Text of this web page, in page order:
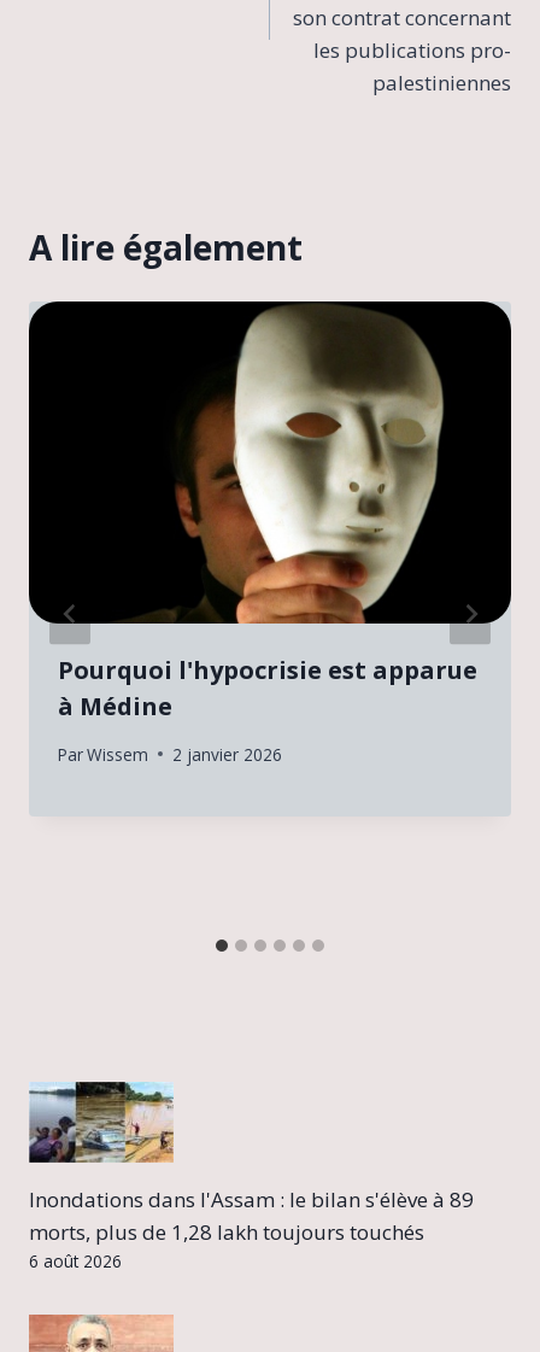
son contrat concernant
les publications pro-
palestiniennes
A lire également
Pourquoi l'hypocrisie est apparue
à Médine
ParWissem 2 janvier 2026
Inondations dans l'Assam : le bilan s'élève à 89
morts, plus de 1,28 lakh toujours touchés
6 août 2026